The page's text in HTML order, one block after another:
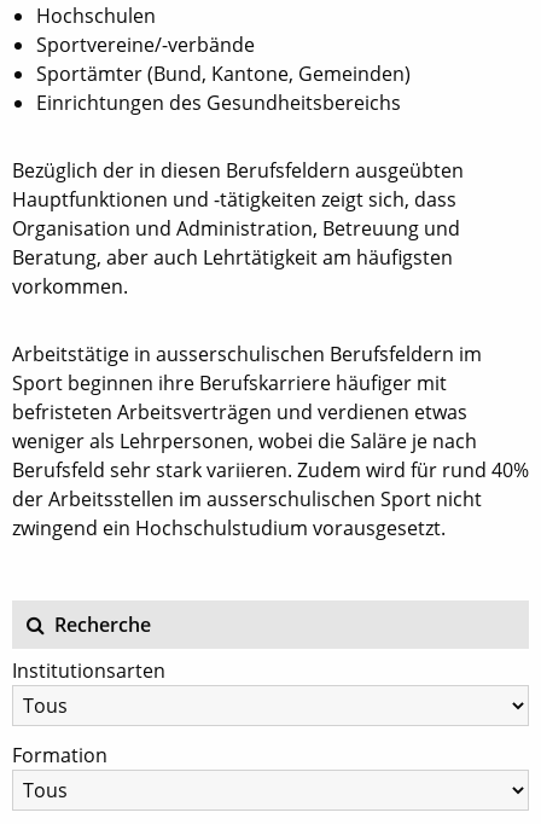
Hochschulen
Sportvereine/-verbände
Sportämter (Bund, Kantone, Gemeinden)
Einrichtungen des Gesundheitsbereichs
Bezüglich der in diesen Berufsfeldern ausgeübten
Hauptfunktionen und -tätigkeiten zeigt sich, dass
Organisation und Administration, Betreuung und
Beratung, aber auch Lehrtätigkeit am häufigsten
vorkommen.
Arbeitstätige in ausserschulischen Berufsfeldern im
Sport beginnen ihre Berufskarriere häufiger mit
befristeten Arbeitsverträgen und verdienen etwas
weniger als Lehrpersonen, wobei die Saläre je nach
Berufsfeld sehr stark variieren. Zudem wird für rund 40%
der Arbeitsstellen im ausserschulischen Sport nicht
zwingend ein Hochschulstudium vorausgesetzt.
Recherche
Institutionsarten
Formation